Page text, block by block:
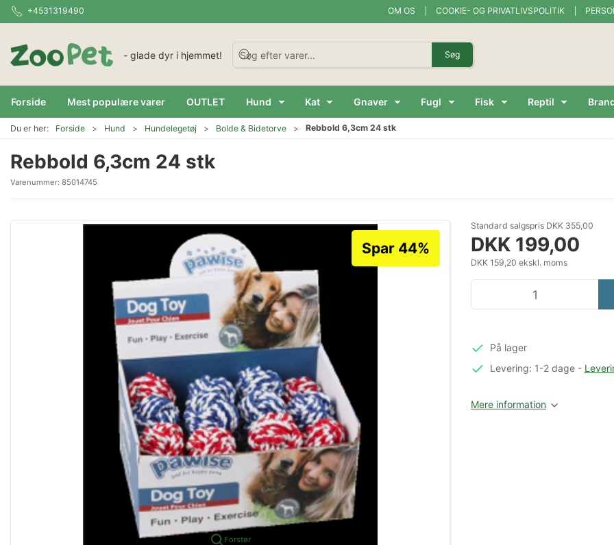
+4531319490 OM OS COOKIE- OG PRIVATLIVSPOLITIK
- glade dyr i hjemmet! Søg
Forside Mest populære varer OUTLET Hund Kat Gnaver Fugl Fisk Reptil
Du er her: Forside Hund Hundelegetøj Bolde & Bidetorve Rebbold 6,3cm 24 stk
Rebbold 6,3cm 24 stk
Varenummer: 85014745
Forstør
Spar 44%
Standard salgspris DKK 355,00
DKK 199,00
DKK 159,20 ekskl. moms
På lager
Levering: 1-2 dage-
Mere information